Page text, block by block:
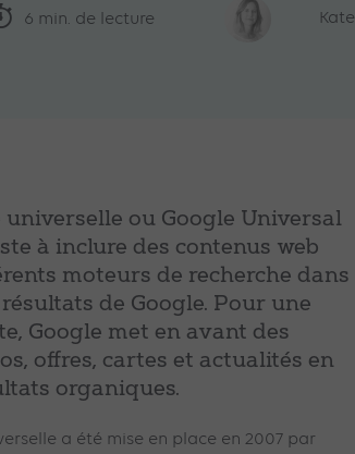
6 min. de lecture Kate
universelle ou Google Universal
à inclure des contenus web
moteurs de recherche dans
de Google. Pour une
Google met en avant des
offres, cartes et actualités en
organiques.
a été mise en place en 2007 par